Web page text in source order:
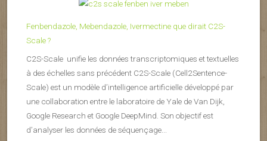
Fenbendazole, Mebendazole, Ivermectine que dirait C2S-
Scale ?
C2S-Scale unifie les données transcriptomiques et textuelles
à des échelles sans précédent C2S-Scale (Cell2Sentence-
Scale) est un modèle d’intelligence artificielle développé par
une collaboration entre le laboratoire de Yale de Van Dijk,
Google Research et Google DeepMind. Son objectif est
d’analyser les données de séquençage...